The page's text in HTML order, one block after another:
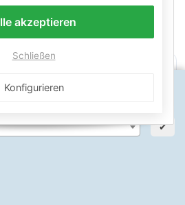
Preise und Artikel für deinen
✔
ZAHLARTEN
SICHERHEIT
SSL-verschlüsselt
akzeptieren
Schließen
Konfigurieren